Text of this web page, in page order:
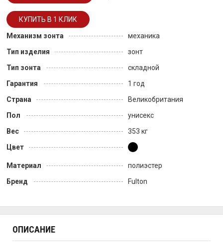
Механизм зонта
механика
Тип изделия
зонт
Тип зонта
складной
Гарантия
1 год
Страна
Великобритания
Пол
унисекс
Вес
353 кг
Цвет
Материал
полиэстер
Бренд
Fulton
ОПИСАНИЕ